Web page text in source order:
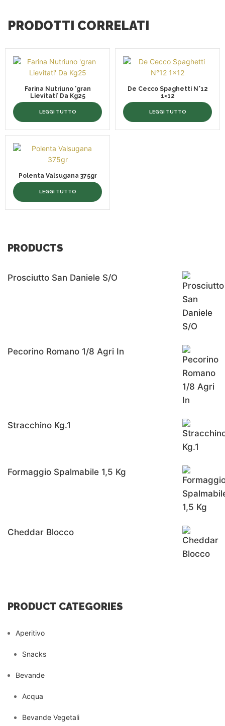
PRODOTTI CORRELATI
Farina Nutriuno ‘gran
Lievitati’ Da Kg25
LEGGI TUTTO
De Cecco Spaghetti N°12
1×12
LEGGI TUTTO
Polenta Valsugana 375gr
LEGGI TUTTO
PRODUCTS
Prosciutto San Daniele S/o
Pecorino Romano 1/8 Agri In
Stracchino Kg.1
Formaggio Spalmabile 1,5 Kg
Cheddar Blocco
PRODUCT CATEGORIES
Aperitivo
Snacks
Bevande
Acqua
Bevande Vegetali